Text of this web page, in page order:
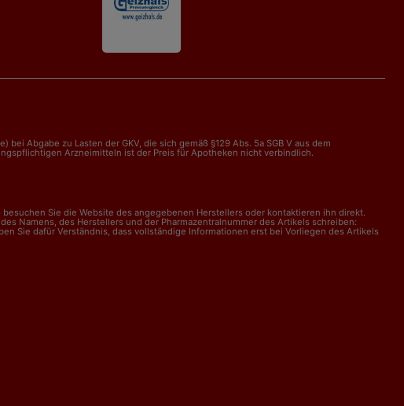
Abgabe zu Lasten der GKV, die sich gemäß §129 Abs. 5a SGB V aus dem
Arzneimitteln ist der Preis für Apotheken nicht verbindlich.
Sie die Website des angegebenen Herstellers oder kontaktieren ihn direkt.
Namens, des Herstellers und der Pharmazentralnummer des Artikels schreiben:
Sie dafür Verständnis, dass vollständige Informationen erst bei Vorliegen des Artikels